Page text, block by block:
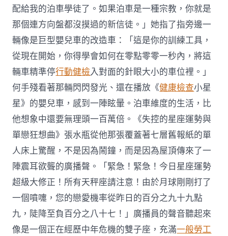
配給我的泊車學徒了。如果泊車是一種宗教，你就是
那個連方向盤都沒摸過的新信徒。」她指了指旁邊一
輛像是巨型嬰兒車的改造車：「這是你的訓練工具，
從現在開始，你得學會如何在零點零零一秒內，將這
輛車精準停行動健檢入對面的針眼大小的車位裡。」
何手殘看著那輛閃閃發光、還在播放《健康檢查小星
星》的嬰兒車，感到一陣眩暈。泊車維度的生活，比
他想象中還要無理頭一百萬倍。《失控的星座運勢與
單戀狂想曲》張水瓶從他那張覆蓋著七層舊報紙的單
人床上驚醒，不是因為鬧鐘，而是因為屋頂傳來了一
陣震耳欲聾的廣播聲。「緊急！緊急！今日星座運勢
超級大修正！所有天秤座請注意！由於月球剛剛打了
一個噴嚏，您的戀愛機率從昨日的百分之九十九點
九，陡降至負百分之八十七！」廣播員的聲音聽起來
像是一個正在經歷中年危機的雙子座，充滿一般勞工